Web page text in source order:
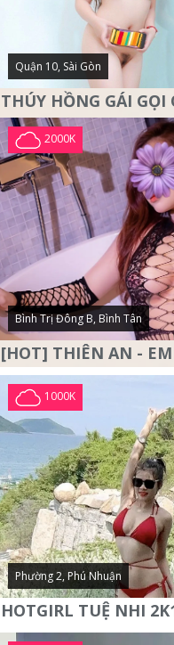
Quận 10, Sài Gòn
2000K
Bình Trị Đông B, Bình Tân
1000K
Phường 2, Phú Nhuận